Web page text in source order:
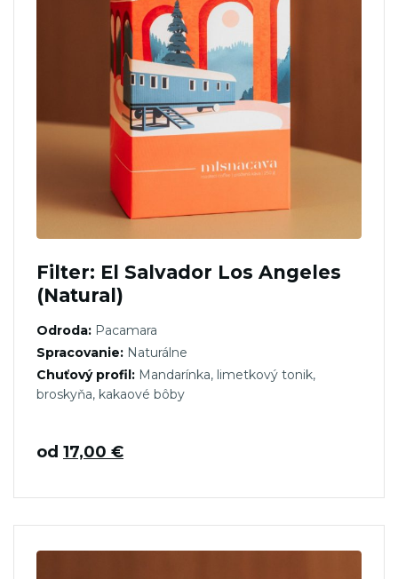
Filter: El Salvador Los Angeles
(Natural)
Odroda: Pacamara
Spracovanie: Naturálne
Chuťový profil: Mandarínka, limetkový tonik,
broskyňa, kakaové bôby
od 17,00 €